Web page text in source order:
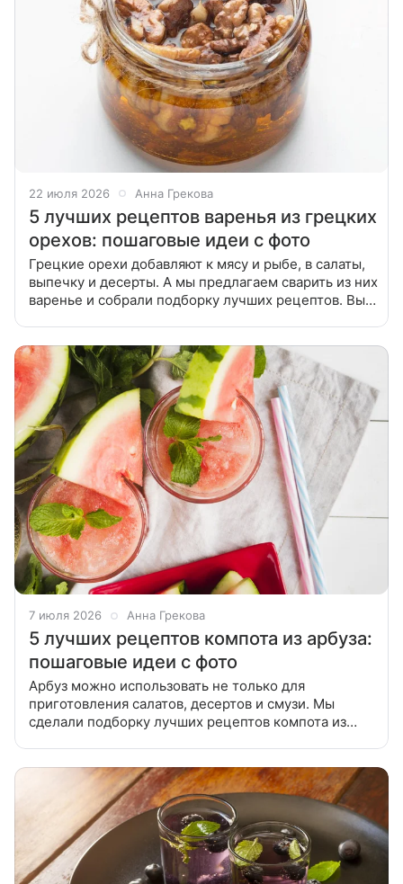
22 июля 2026 Анна Грекова
5 лучших рецептов варенья из грецких
орехов: пошаговые идеи с фото
Грецкие орехи добавляют к мясу и рыбе, в салаты,
выпечку и десерты. А мы предлагаем сварить из них
варенье и собрали подборку лучших рецептов. Вы
7 июля 2026 Анна Грекова
5 лучших рецептов компота из арбуза:
пошаговые идеи с фото
Арбуз можно использовать не только для
приготовления салатов, десертов и смузи. Мы
сделали подборку лучших рецептов компота из